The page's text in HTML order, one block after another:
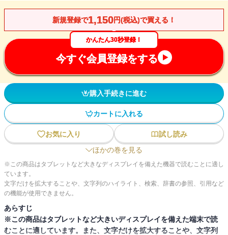
新規登録で1,150円(税込)で買える！
かんたん30秒登録！
今すぐ会員登録をする
購入手続きに進む
カートに入れる
お気に入り
試し読み
ほかの巻を見る
※この商品はタブレットなど大きなディスプレイを備えた機器で読むことに適し
ています。
文字だけを拡大することや、文字列のハイライト、検索、辞書の参照、引用など
の機能が使用できません。
あらすじ
※この商品はタブレットなど大きいディスプレイを備えた端末で読
むことに適しています。また、文字だけを拡大することや、文字列